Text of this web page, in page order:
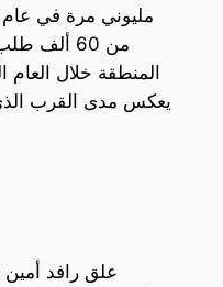
من 60
المنطقة خلال
يعكس مدى القرب
علق رافد أمين